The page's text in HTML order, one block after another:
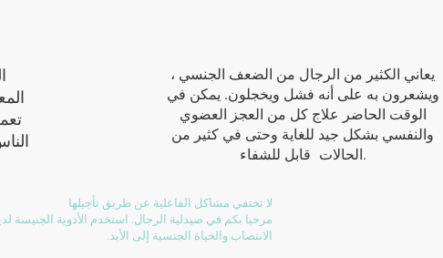
يعاني الكثير من الرجال من الضعف الجنسي ،
ويشعرون به على أنه فشل ويخجلون. يمكن في
الوقت الحاضر علاج كل من العجز العضوي
والنفسي بشكل جيد للغاية وحتى في كثير من
الحالات قابل للشفاء.
لا تختفي مشاكل الفاعلية عن طريق تأجيلها
مرحبا بكم في صيدلية الرجال. استخدم الأدوية الجنيسة
الانتصاب والحياة الجنسية إلى الأبد.